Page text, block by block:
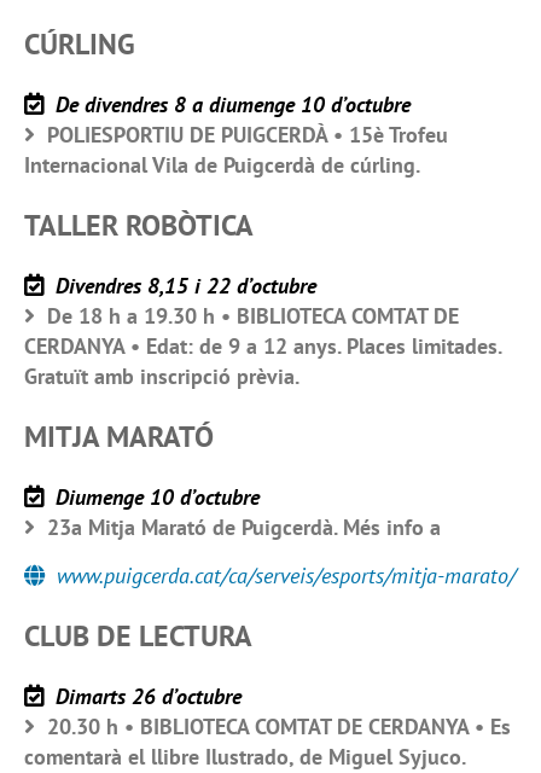
CÚRLING
De divendres 8 a diumenge 10 d’octubre
POLIESPORTIU DE PUIGCERDÀ • 15è Trofeu
Internacional Vila de Puigcerdà de cúrling.
TALLER ROBÒTICA
Divendres 8,15 i 22 d’octubre
De 18 h a 19.30 h • BIBLIOTECA COMTAT DE
CERDANYA • Edat: de 9 a 12 anys. Places limitades.
Gratuït amb inscripció prèvia.
MITJA MARATÓ
Diumenge 10 d’octubre
23a Mitja Marató de Puigcerdà. Més info a
www.puigcerda.cat/ca/serveis/esports/mitja-marato/
CLUB DE LECTURA
Dimarts 26 d’octubre
20.30 h • BIBLIOTECA COMTAT DE CERDANYA • Es
comentarà el llibre Ilustrado, de Miguel Syjuco.